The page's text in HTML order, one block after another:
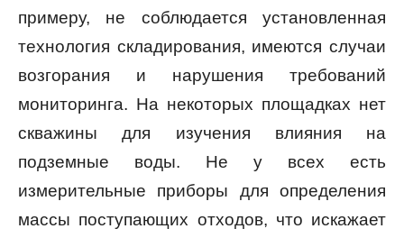
примеру, не соблюдается установленная
технология складирования, имеются случаи
возгорания и нарушения требований
мониторинга. На некоторых площадках нет
скважины для изучения влияния на
подземные воды. Не у всех есть
измерительные приборы для определения
массы поступающих отходов, что искажает